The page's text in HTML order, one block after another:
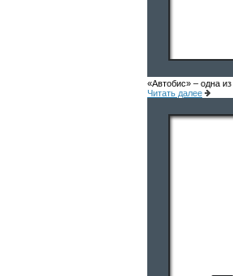
«Автобис» – одна
Читать далее